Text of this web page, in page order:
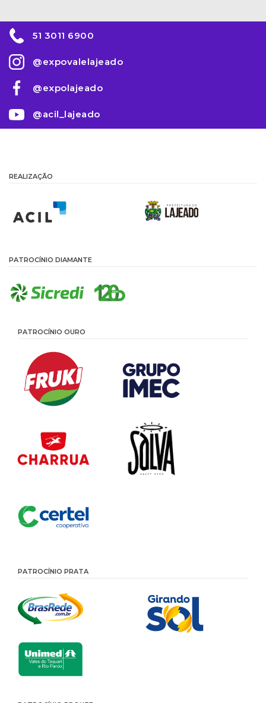
51 3011 6900
@expovalelajeado
@expolajeado
@acil_lajeado
REALIZAÇÃO
PATROCÍNIO DIAMANTE
PATROCÍNIO OURO
PATROCÍNIO PRATA